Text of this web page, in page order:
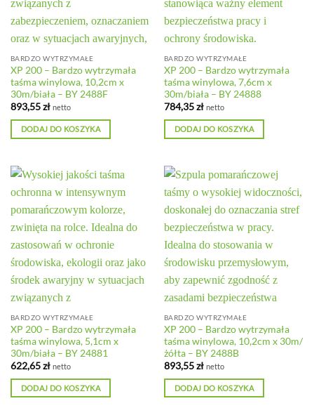
BARDZO WYTRZYMAŁE
XP 200 – Bardzo wytrzymała
taśma winylowa, 10,2cm x
30m/biała – BY 2488F
893,55zł netto
DODAJ DO KOSZYKA
BARDZO WYTRZYMAŁE
XP 200 – Bardzo wytrzymała
taśma winylowa, 7,6cm x
30m/biała – BY 24888
784,35zł netto
DODAJ DO KOSZYKA
BARDZO WYTRZYMAŁE
XP 200 – Bardzo wytrzymała
taśma winylowa, 5,1cm x
30m/biała – BY 24881
622,65zł netto
DODAJ DO KOSZYKA
BARDZO WYTRZYMAŁE
XP 200 – Bardzo wytrzymała
taśma winylowa, 10,2cm x 30m/
żółta – BY 2488B
893,55zł netto
DODAJ DO KOSZYKA